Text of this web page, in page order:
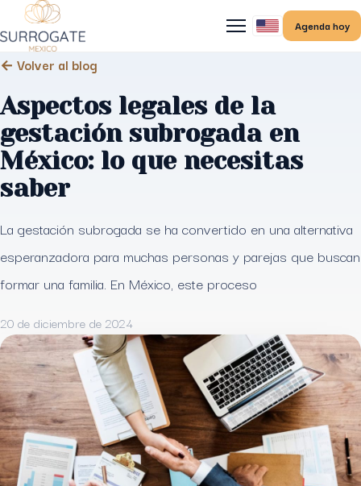
Agenda hoy
← Volver al blog
Aspectos legales de la
gestación subrogada en
México: lo que necesitas
saber
La gestación subrogada se ha convertido en una alternativa
esperanzadora para muchas personas y parejas que buscan
formar una familia. En México, este proceso
20 de diciembre de 2024